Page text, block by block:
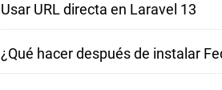
Usar URL directa en Laravel 13
¿Qué hacer después de instalar